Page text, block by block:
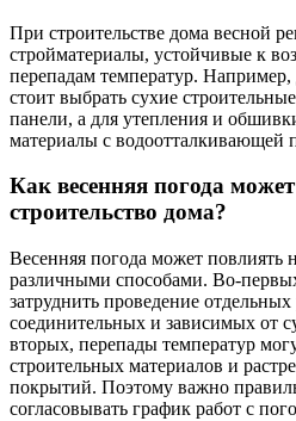
При строительстве дома весной
стройматериалы, устойчивые к
перепадам температур.
стоит выбрать сухие
панели, а для утепления и
материалы с водоотталкивающей
Как весенняя погода
строительство дома?
Весенняя погода может повлиять
различными способами. Во-
затруднить проведение
соединительных и зависимых от
вторых, перепады температур
строительных материалов и
покрытий. Поэтому важно
согласовывать график работ с